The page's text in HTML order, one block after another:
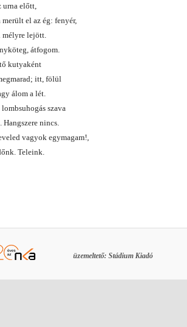
urna előtt,
el az ég: fenyér,
lejött.
átfogom.
kutyaként
itt, fölül
álom a lét.
szava
Hangszere nincs.
vagyok egymagam!,
Teleink.
üzemeltető: Stádium Kiadó